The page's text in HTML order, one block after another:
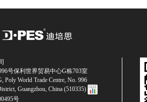
号保利世界贸易中心G栋703室
Poly World Trade Centre, No. 996
Guangzhou, China (510335)
号